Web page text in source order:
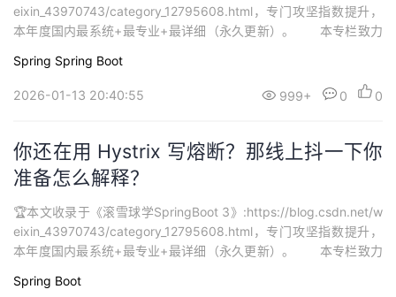
eixin_43970743/category_12795608.html，专门攻坚指数提升，
本年度国内最系统+最专业+最详细（永久更新）。 本专栏致力
网独家首发，打造精品专栏，专栏持续更新中…欢迎大家订阅持续学
习。...
Spring Spring Boot
2026-01-13 20:40:55 999+ 0 0
你还在用 Hystrix 写熔断？那线上抖一下你
准备怎么解释？
🏆本文收录于《滚雪球学SpringBoot 3》:https://blog.csdn.net/w
eixin_43970743/category_12795608.html，专门攻坚指数提升，
本年度国内最系统+最专业+最详细（永久更新）。 本专栏致力
网独家首发，打造精品专栏，专栏持续更新中…欢迎大家订阅持续学
Spring Boot